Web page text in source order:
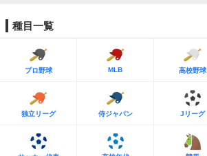
種目一覧
プロ野球 MLB 高校野球
独立リーグ 侍ジャパン Jリーグ